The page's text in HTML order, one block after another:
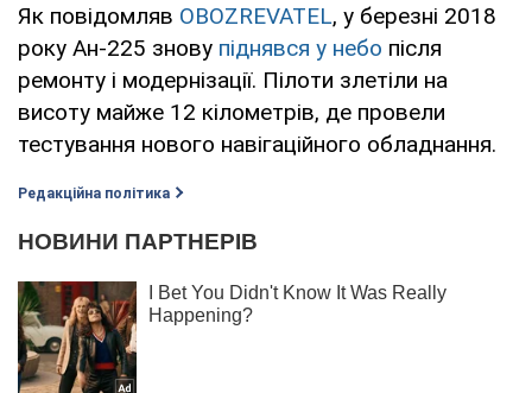
Як повідомляв OBOZREVATEL, у березні 2018
року Ан-225 знову піднявся у небо після
ремонту і модернізації. Пілоти злетіли на
висоту майже 12 кілометрів, де провели
тестування нового навігаційного обладнання.
Редакційна політика